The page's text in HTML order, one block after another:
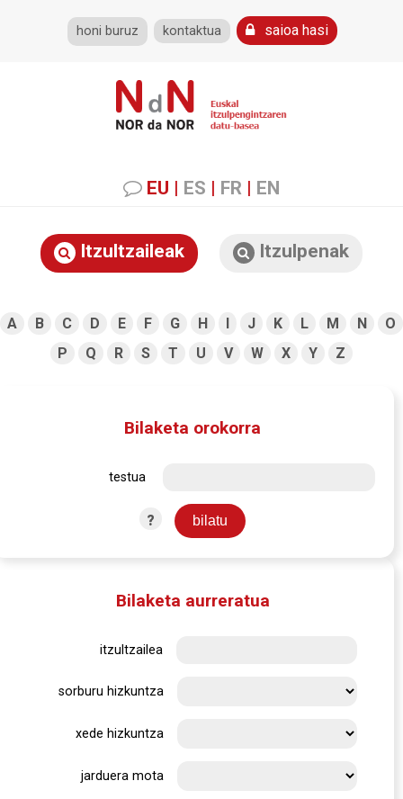
honi buruz kontaktua saioa hasi
EU | ES | FR | EN
Itzultzaileak Itzulpenak
A B C D E F G H I J K L M N
O
P
Q R S T U V W X Y Z
Bilaketa orokorra
testua
?
Bilaketa aurreratua
itzultzailea
sorburu hizkuntza
xede hizkuntza
jarduera mota